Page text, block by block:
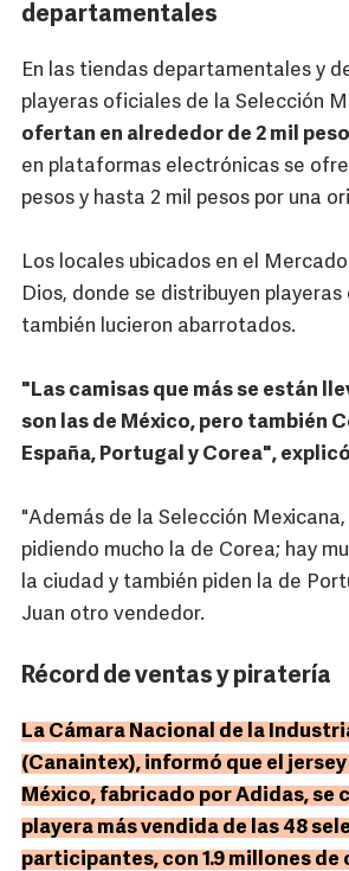
departamentales
En las tiendas departamentales y
playeras oficiales de la Selección
ofertan en alrededor de 2 mil
en plataformas electrónicas se
pesos y hasta 2 mil pesos por una
Los locales ubicados en el
Dios, donde se distribuyen
también lucieron abarrotados.
"Las camisas que más se están
son las de México, pero también
España, Portugal y Corea",
"Además de la Selección
pidiendo mucho la de Corea; hay
la ciudad y también piden la de
Juan otro vendedor.
Récord de ventas y piratería
La Cámara Nacional de la
(Canaintex), informó que el
México, fabricado por Adidas, se
playera más vendida de las 48
participantes, con 1.9 millones de